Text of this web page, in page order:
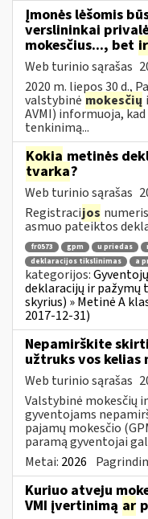
Įmonės lėšomis
verslininkai
mokesčius..., bet ir
Web turinio sąrašas
2020 m. liepos 30 d.,
valstybinė mokesčių
AVMI) informuoja,
tenkinimą...
Kokia metinės
tvarka?
Web turinio sąrašas
Registracijos
asmuo pateiktos
fr0573 gpm u priedas
deklaracijos tikslinimas
a
kategorijos:
deklaracijų ir pažymų
skyrius) » Metinė A
2017-12-31)
Nepamirškite
užtruks vos kelias
Web turinio sąrašas
Valstybinė mokesčių
gyventojams
pajamų mokesčio
paramą gyventojai
Metai: 2026
Kuriuo atveju
VMI įvertinimą ar